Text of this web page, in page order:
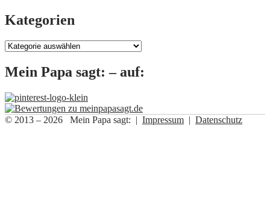
Kategorien
Kategorien
Mein Papa sagt: – auf:
© 2013 – 2026 Mein Papa sagt: | Impressum | Datenschutz